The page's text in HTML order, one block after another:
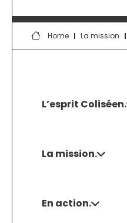
Home La mission
L’esprit Coliséen.
La mission.
En action.